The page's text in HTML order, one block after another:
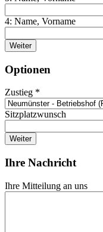
4: Name, Vorname
Weiter
Optionen
Zustieg *
Sitzplatzwunsch
Weiter
Ihre Nachricht
Ihre Mitteilung an uns